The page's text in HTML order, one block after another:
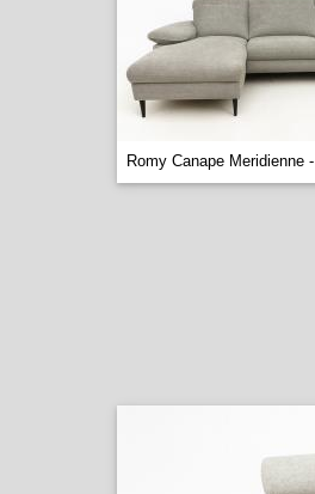
Romy Canape Meridienne -